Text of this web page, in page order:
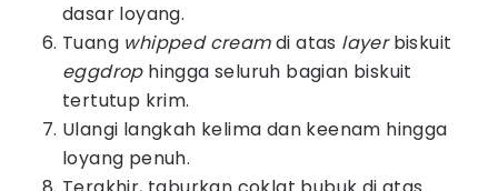
dasar loyang.
Tuang whipped creamdi atas layerbiskuit
eggdrop hingga seluruh bagian biskuit
tertutup krim.
Ulangi langkah kelima dan keenam hingga
loyang penuh.